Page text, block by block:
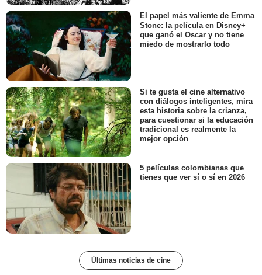
El papel más valiente de Emma
Stone: la película en Disney+
que ganó el Oscar y no tiene
miedo de mostrarlo todo
Si te gusta el cine alternativo
con diálogos inteligentes, mira
esta historia sobre la crianza,
para cuestionar si la educación
tradicional es realmente la
mejor opción
5 películas colombianas que
tienes que ver sí o sí en 2026
Últimas noticias de cine